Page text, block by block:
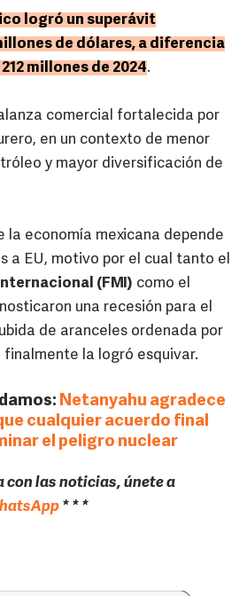
logró un superávit
de dólares, a diferencia
millones de 2024.
comercial fortalecida por
en un contexto de menor
y mayor diversificación de
la economía mexicana depende
a EU, motivo por el cual tanto el
(FMI) como el
una recesión para el
de aranceles ordenada por
finalmente la logró esquivar.
Netanyahu agradece
cualquier acuerdo final
el peligro nuclear
con las noticias, únete a
* * *